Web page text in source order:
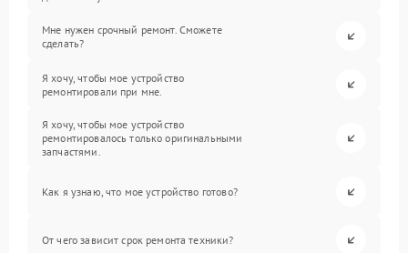
Мне нужен срочный ремонт. Сможете
сделать?
Я хочу, чтобы мое устройство
ремонтировали при мне.
Я хочу, чтобы мое устройство
ремонтировалось только оригинальными
запчастями.
Как я узнаю, что мое устройство готово?
От чего зависит срок ремонта техники?